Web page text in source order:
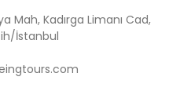
Mah, Kadırga Limanı Cad,
İstanbul